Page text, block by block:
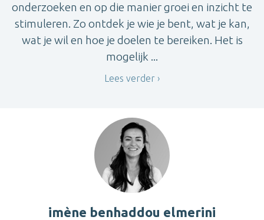
onderzoeken en op die manier groei en inzicht te
stimuleren. Zo ontdek je wie je bent, wat je kan,
wat je wil en hoe je doelen te bereiken. Het is
mogelijk ...
Lees verder
imène benhaddou elmerini